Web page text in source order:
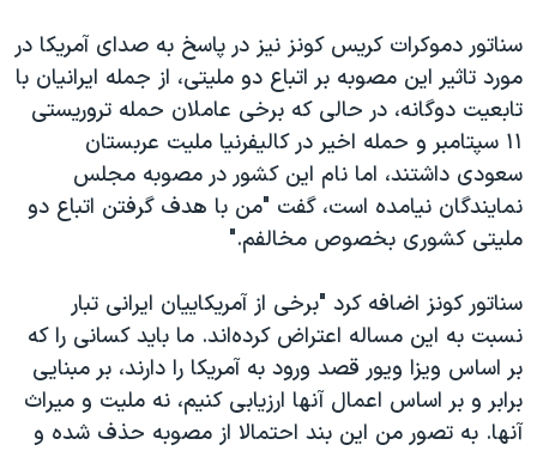
سناتور دموکرات کریس کونز نیز در پاسخ به صدای آمریکا در
مورد تاثیر این مصوبه بر اتباع دو ملیتی، از جمله ایرانیان با
تابعیت دوگانه، در حالی که برخی عاملان حمله تروریستی
۱۱ سپتامبر و حمله اخیر در کالیفرنیا ملیت عربستان
سعودی داشتند، اما نام این کشور در مصوبه مجلس
نمایندگان نیامده است، گفت "من با هدف گرفتن اتباع دو
ملیتی کشوری بخصوص مخالفم."
سناتور کونز اضافه کرد "برخی از آمریکاییان ایرانی تبار
نسبت به این مساله اعتراض کرده‌اند. ما باید کسانی را که
بر اساس ویزا ویور قصد ورود به آمریکا را دارند، بر مبنایی
برابر و بر اساس اعمال آنها ارزیابی کنیم، نه ملیت و میراث
آنها. به تصور من این بند احتمالا از مصوبه حذف شده و